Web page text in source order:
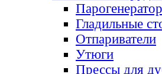
Гладильные
Отпариватели
Утюги
Прессы для